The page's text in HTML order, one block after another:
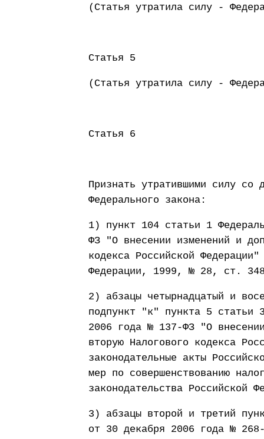
(Статья утратила силу -
Статья 5
(Статья утратила силу -
Статья 6
Признать утратившими силу со
Федерального закона:
1) пункт 104 статьи 1
ФЗ "О внесении изменений и
кодекса Российской
Федерации, 1999, № 28, ст.
2) абзацы четырнадцатый и
подпункт "к" пункта 5 статьи
2006 года № 137-ФЗ "О
вторую Налогового кодекса
законодательные акты
мер по совершенствованию
законодательства
3) абзацы второй и третий
от 30 декабря 2006 года №